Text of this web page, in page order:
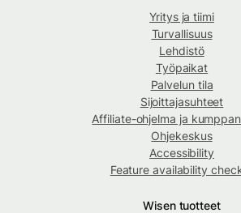
Yritys ja tiimi
Turvallisuus
Lehdistö
Työpaikat
Palvelun tila
Sijoittajasuhteet
Affiliate-ohjelma ja
Ohjekeskus
Accessibility
Feature availability
Wisen tuotteet